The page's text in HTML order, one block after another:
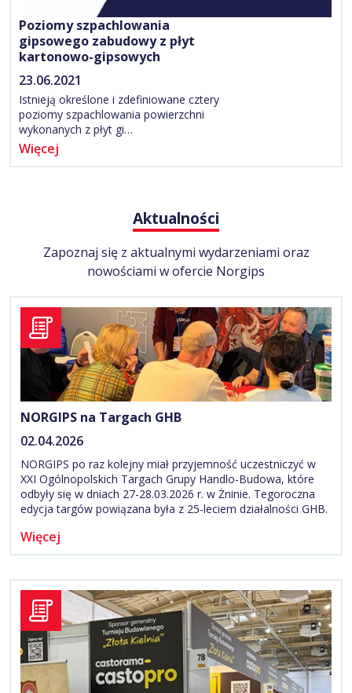
Poziomy szpachlowania
gipsowego zabudowy z płyt
kartonowo-gipsowych
23.06.2021
Istnieją określone i zdefiniowane cztery
poziomy szpachlowania powierzchni
wykonanych z płyt gi…
Więcej
Aktualności
Zapoznaj się z aktualnymi wydarzeniami oraz
nowościami w ofercie Norgips
NORGIPS na Targach GHB
02.04.2026
NORGIPS po raz kolejny miał przyjemność uczestniczyć w
XXI Ogólnopolskich Targach Grupy Handlo-Budowa, które
odbyły się w dniach 27-28.03.2026 r. w Żninie. Tegoroczna
edycja targów powiązana była z 25-leciem działalności GHB.
Więcej